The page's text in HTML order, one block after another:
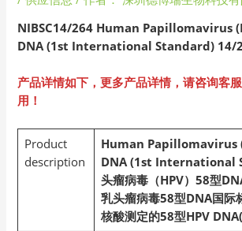
NIBSC14/264 Human Papillomavirus
DNA (1st International Standard) 14/
产品详情如下，更多产品详情，请咨询客
用！
Product
description
Human Papillomavirus
DNA (1st International
头瘤病毒（HPV）58型
乳头瘤病毒58型DNA国际
核酸测定的58型HPV DNA(